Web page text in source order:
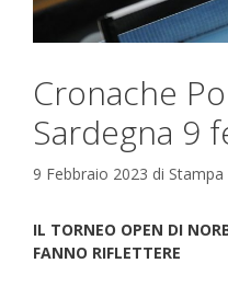
Cronache
Sardegna 9
9 Febbraio 2023 di Stampa
IL TORNEO OPEN DI
FANNO RIFLETTERE